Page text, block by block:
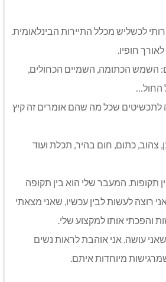
לכשליש מכלל התיירות הבינלאומית.
חופיו.
השמש הכתומה, השמיים הכחולים,
החול…
לתכשיטים שכל מה שהם אומרים זה קיץ
כתום, חום בהיר, תכלת ועוד
תקופות. המעבר שלי הוא בין תקופה
רוצה לעשות לבין עכשיו, שאני מצאתי
והפכתי אותו למקצוע שלי.
עושה. אני אוהבת לראות נשים
מיוחדות איתם.